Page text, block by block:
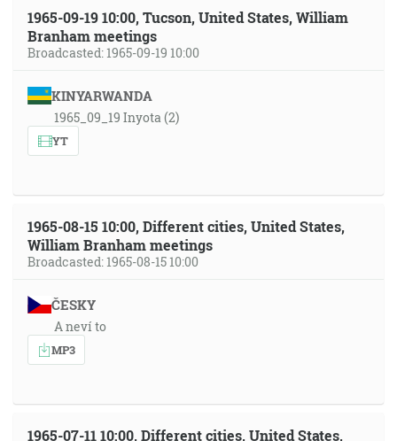
1965-09-19 10:00, Tucson, United States, William
Branham meetings
Broadcasted: 1965-09-19 10:00
KINYARWANDA
1965_09_19 Inyota (2)
YT
1965-08-15 10:00, Different cities, United States,
William Branham meetings
Broadcasted: 1965-08-15 10:00
ČESKY
A neví to
MP3
1965-07-11 10:00, Different cities, United States,